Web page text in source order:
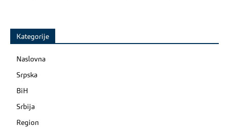
Kategorije
Naslovna
Srpska
BiH
Srbija
Region